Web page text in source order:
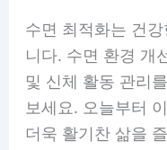
수면 최적화는 건
니다. 수면 환경 개
및 신체 활동 관리
보세요. 오늘부터
더욱 활기찬 삶을